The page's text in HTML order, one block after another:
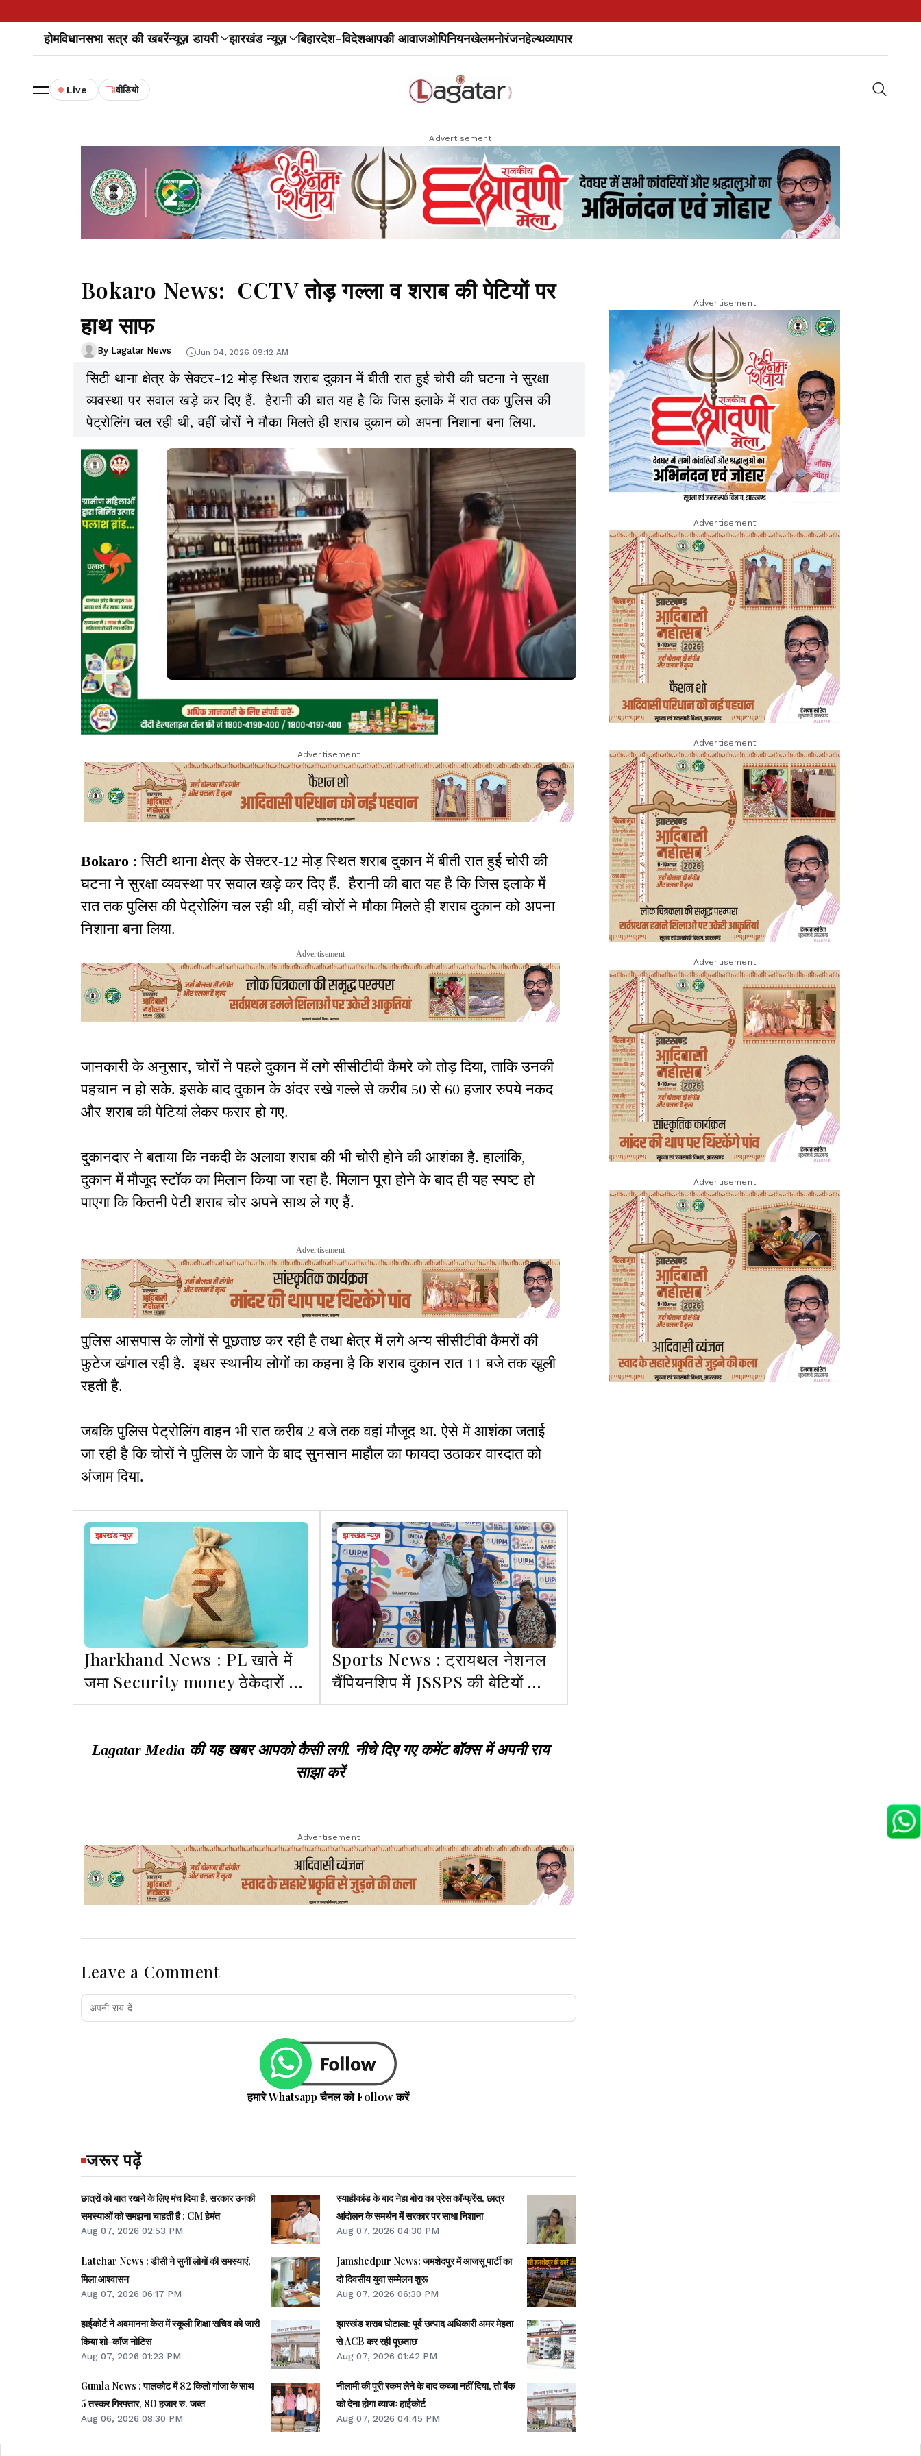
होमविधानसभा सत्र की खबरेंन्यूज़ डायरी झारखंड न्यूज़ बिहारदेश-विदेशआपकी आवाजओपिनियनखेलमनोरंजनहेल्थव्यापार
Live वीडियो
Advertisement
Bokaro News: CCTV तोड़ गल्ला व शराब की पेटियों पर
हाथ साफ
By Lagatar News Jun 04, 2026 09:12 AM
सिटी थाना क्षेत्र के सेक्टर-12 मोड़ स्थित शराब दुकान में बीती रात हुई चोरी की घटना ने सुरक्षा
व्यवस्था पर सवाल खड़े कर दिए हैं. हैरानी की बात यह है कि जिस इलाके में रात तक पुलिस की
पेट्रोलिंग चल रही थी, वहीं चोरों ने मौका मिलते ही शराब दुकान को अपना निशाना बना लिया.
Advertisement
Bokaro : सिटी थाना क्षेत्र के सेक्टर-12 मोड़ स्थित शराब दुकान में बीती रात हुई चोरी की
घटना ने सुरक्षा व्यवस्था पर सवाल खड़े कर दिए हैं. हैरानी की बात यह है कि जिस इलाके में
रात तक पुलिस की पेट्रोलिंग चल रही थी, वहीं चोरों ने मौका मिलते ही शराब दुकान को अपना
निशाना बना लिया.
Advertisement
जानकारी के अनुसार, चोरों ने पहले दुकान में लगे सीसीटीवी कैमरे को तोड़ दिया, ताकि उनकी
पहचान न हो सके. इसके बाद दुकान के अंदर रखे गल्ले से करीब 50 से 60 हजार रुपये नकद
और शराब की पेटियां लेकर फरार हो गए.
दुकानदार ने बताया कि नकदी के अलावा शराब की भी चोरी होने की आशंका है. हालांकि,
दुकान में मौजूद स्टॉक का मिलान किया जा रहा है. मिलान पूरा होने के बाद ही यह स्पष्ट हो
पाएगा कि कितनी पेटी शराब चोर अपने साथ ले गए हैं.
Advertisement
पुलिस आसपास के लोगों से पूछताछ कर रही है तथा क्षेत्र में लगे अन्य सीसीटीवी कैमरों की
फुटेज खंगाल रही है. इधर स्थानीय लोगों का कहना है कि शराब दुकान रात 11 बजे तक खुली
रहती है.
जबकि पुलिस पेट्रोलिंग वाहन भी रात करीब 2 बजे तक वहां मौजूद था. ऐसे में आशंका जताई
जा रही है कि चोरों ने पुलिस के जाने के बाद सुनसान माहौल का फायदा उठाकर वारदात को
अंजाम दिया.
झारखंड न्यूज़
Jharkhand News : PL खाते में
जमा Security money ठेकेदारों को
वापस करने के लिए SOP जारी
झारखंड न्यूज़
Sports News : ट्रायथल नेशनल
चैंपियनशिप में JSSPS की बेटियों का
जलवा, झारखंड को दिलाए दो पदक
Lagatar Media की यह खबर आपको कैसी लगी. नीचे दिए गए कमेंट बॉक्स में अपनी राय
साझा करें
Advertisement
Leave a Comment
हमारे Whatsapp चैनल को Follow करें
जरूर पढ़ें
छात्रों को बात रखने के लिए मंच दिया है, सरकार उनकी
समस्याओं को समझना चाहती है : CM हेमंत
Aug 07, 2026 02:53 PM
Latehar News : डीसी ने सुनीं लोगों की समस्याएं,
मिला आश्वासन
Aug 07, 2026 06:17 PM
हाईकोर्ट ने अवमानना केस में स्कूली शिक्षा सचिव को जारी
किया शो-कॉज नोटिस
Aug 07, 2026 01:23 PM
Gumla News : पालकोट में 82 किलो गांजा के साथ
5 तस्कर गिरफ्तार, 80 हजार रु. जब्त
Aug 06, 2026 08:30 PM
स्याहीकांड के बाद नेहा बोरा का प्रेस कॉन्फ्रेंस, छात्र
आंदोलन के समर्थन में सरकार पर साधा निशाना
Aug 07, 2026 04:30 PM
Jamshedpur News: जमशेदपुर में आजसू पार्टी का
दो दिवसीय युवा सम्मेलन शुरू
Aug 07, 2026 06:30 PM
झारखंड शराब घोटाला: पूर्व उत्पाद अधिकारी अमर मेहता
से ACB कर रही पूछताछ
Aug 07, 2026 01:42 PM
नीलामी की पूरी रकम लेने के बाद कब्जा नहीं दिया, तो बैंक
को देना होगा ब्याजः हाईकोर्ट
Aug 07, 2026 04:45 PM
Advertisement
Advertisement
Advertisement
Advertisement
Advertisement